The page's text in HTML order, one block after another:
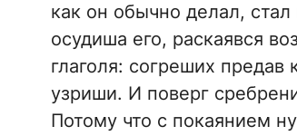
как он обычно делал,
осудиша его, раскаявся
глаголя: согреших
узриши. И поверг
Потому что с покаянием